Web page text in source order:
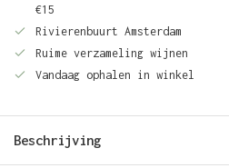
€15
Rivierenbuurt Amsterdam
Ruime verzameling wijnen
Vandaag ophalen in winkel
Beschrijving